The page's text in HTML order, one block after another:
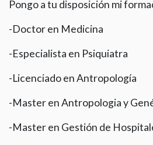
Pongo a tu disposición mi
-Doctor en Medicina
-Especialista en Psiquiatra
-Licenciado en Antropología
-Master en Antropologia y
-Master en Gestión de